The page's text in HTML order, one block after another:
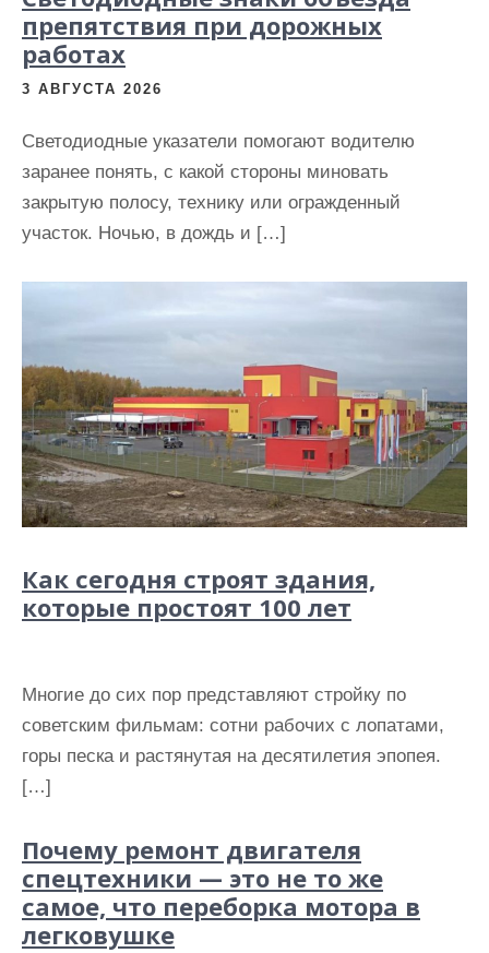
препятствия при дорожных
работах
3 АВГУСТА 2026
Светодиодные указатели помогают водителю
заранее понять, с какой стороны миновать
закрытую полосу, технику или огражденный
участок. Ночью, в дождь и […]
Как сегодня строят здания,
которые простоят 100 лет
Многие до сих пор представляют стройку по
советским фильмам: сотни рабочих с лопатами,
горы песка и растянутая на десятилетия эпопея.
[…]
Почему ремонт двигателя
спецтехники — это не то же
самое, что переборка мотора в
легковушке